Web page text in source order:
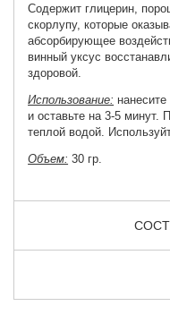
Содержит глицерин,
скорлупу, которые
абсорбирующее
винный уксус
здоровой.
Использование:
и оставьте на 3-5 минут.
теплой водой.
Объем: 30 гр.